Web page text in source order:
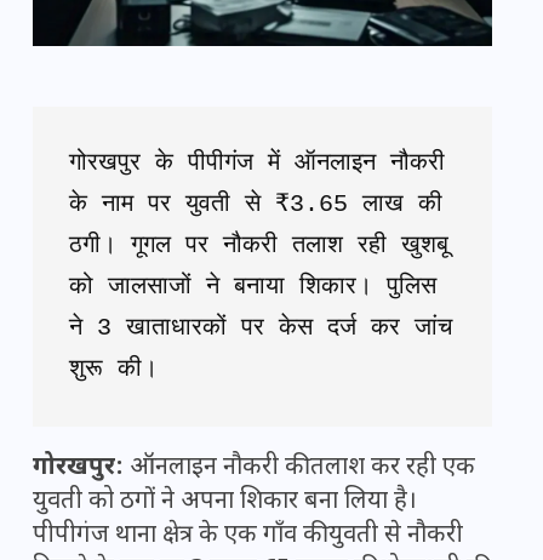
गोरखपुर के पीपीगंज में ऑनलाइन नौकरी
के नाम पर युवती से ₹3.65 लाख की
ठगी। गूगल पर नौकरी तलाश रही खुशबू
को जालसाजों ने बनाया शिकार। पुलिस
ने 3 खाताधारकों पर केस दर्ज कर जांच
शुरू की।
गोरखपुर: ऑनलाइन नौकरी की तलाश कर रही एक
युवती को ठगों ने अपना शिकार बना लिया है।
पीपीगंज थाना क्षेत्र के एक गाँव की युवती से नौकरी